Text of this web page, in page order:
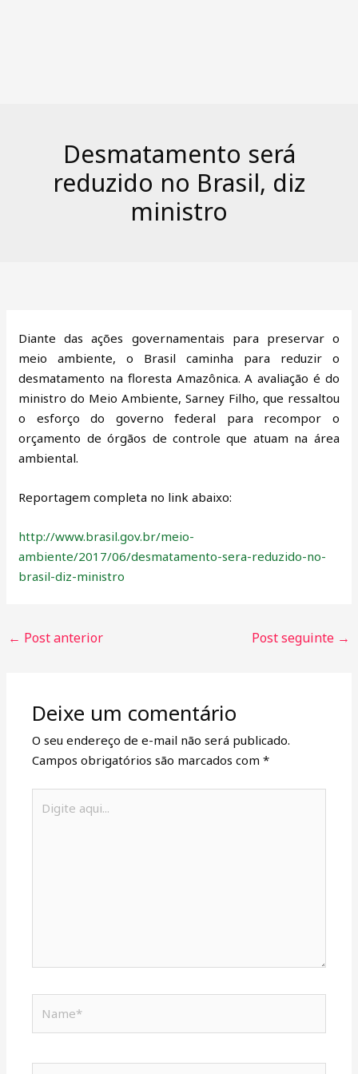
Desmatamento será
reduzido no Brasil, diz
ministro
Diante das ações governamentais para preservar o
meio ambiente, o Brasil caminha para reduzir o
desmatamento na floresta Amazônica. A avaliação é do
ministro do Meio Ambiente, Sarney Filho, que ressaltou
o esforço do governo federal para recompor o
orçamento de órgãos de controle que atuam na área
ambiental.
Reportagem completa no link abaixo:
http://www.brasil.gov.br/meio-
ambiente/2017/06/desmatamento-sera-reduzido-no-
brasil-diz-ministro
← Post anterior Post seguinte →
Deixe um comentário
O seu endereço de e-mail não será publicado.
Campos obrigatórios são marcados com*
aqui...